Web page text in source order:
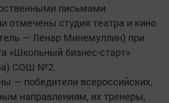
письмами
отмечены студия театра и кино
— Ленар Минемуллин) при
«Школьный бизнес-старт»
СОШ №2.
— победители всероссийских,
направлениям, их тренеры,